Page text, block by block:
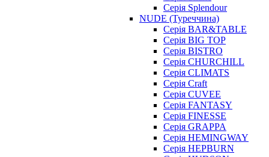
Серія Splendour
NUDE (Туреччина)
Серія BAR&TABLE
Серія BIG TOP
Серія BISTRO
Серія CHURCHILL
Серія CLIMATS
Серія Craft
Серія CUVEE
Серія FANTASY
Серія FINESSE
Серія GRAPPA
Серія HEMINGWAY
Серія HEPBURN